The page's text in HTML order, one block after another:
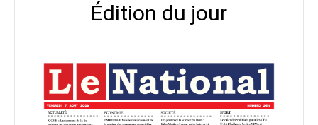
Édition du jour